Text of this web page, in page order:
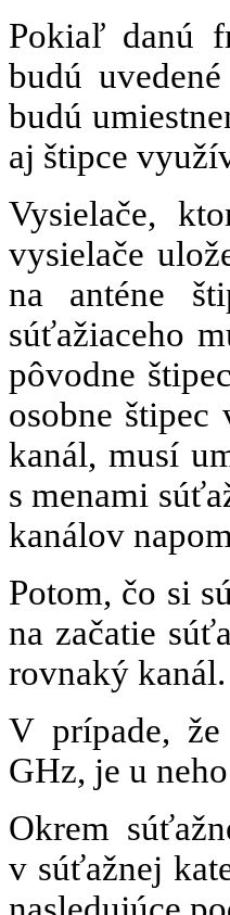
Pokiaľ danú
budú
budú
aj štipce
Vysielače,
vysielače
na anténe
súťažiaceho
pôvodne
osobne
kanál, musí
s menami
kanálov
Potom, čo si
na začatie
rovnaký kanál.
V prípade,
GHz, je u
Okrem
v súťažnej